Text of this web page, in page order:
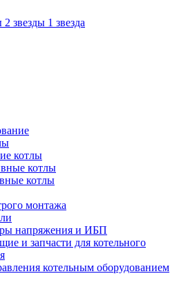
2 звезды 1 звезда
котлы
котлы
котлы
монтажа
напряжения и ИБП
и запчасти для котельного
котельным оборудованием